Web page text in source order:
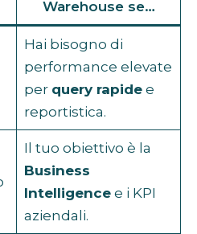
Warehouse se…
Hai bisogno di
performance elevate
per query rapidee
reportistica.
Il tuo obiettivo è la
Business
Intelligencee i KPI
aziendali.